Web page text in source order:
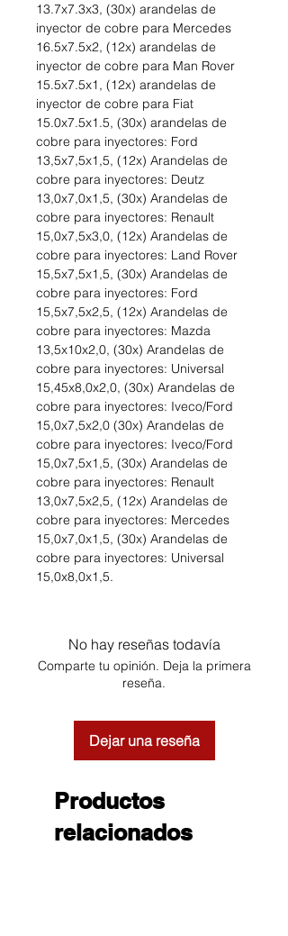
13.7x7.3x3, (30x) arandelas de
inyector de cobre para Mercedes
16.5x7.5x2, (12x) arandelas de
inyector de cobre para Man Rover
15.5x7.5x1, (12x) arandelas de
inyector de cobre para Fiat
15.0x7.5x1.5, (30x) arandelas de
cobre para inyectores: Ford
13,5x7,5x1,5, (12x) Arandelas de
cobre para inyectores: Deutz
13,0x7,0x1,5, (30x) Arandelas de
cobre para inyectores: Renault
15,0x7,5x3,0, (12x) Arandelas de
cobre para inyectores: Land Rover
15,5x7,5x1,5, (30x) Arandelas de
cobre para inyectores: Ford
15,5x7,5x2,5, (12x) Arandelas de
cobre para inyectores: Mazda
13,5x10x2,0, (30x) Arandelas de
cobre para inyectores: Universal
15,45x8,0x2,0, (30x) Arandelas de
cobre para inyectores: Iveco/Ford
15,0x7,5x2,0 (30x) Arandelas de
cobre para inyectores: Iveco/Ford
15,0x7,5x1,5, (30x) Arandelas de
cobre para inyectores: Renault
13,0x7,5x2,5, (12x) Arandelas de
cobre para inyectores: Mercedes
15,0x7,0x1,5, (30x) Arandelas de
cobre para inyectores: Universal
15,0x8,0x1,5.
No hay reseñas todavía
Comparte tu opinión. Deja la primera
reseña.
Dejar una reseña
Productos
relacionados